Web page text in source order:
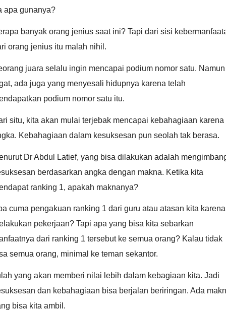
apa gunanya?
banyak orang jenius saat ini? Tapi dari sisi
orang jenius itu malah nihil.
juara selalu ingin mencapai podium nomor satu. Namun
ada juga yang menyesali hidupnya karena telah
podium nomor satu itu.
situ, kita akan mulai terjebak mencapai kebahagiaan karena
Kebahagiaan dalam kesuksesan pun seolah tak berasa.
Dr Abdul Latief, yang bisa dilakukan adalah
berdasarkan angka dengan makna. Ketika kita
ranking 1, apakah maknanya?
cuma pengakuan ranking 1 dari guru atau atasan kita karena
pekerjaan? Tapi apa yang bisa kita sebarkan
dari ranking 1 tersebut ke semua orang? Kalau tidak
semua orang, minimal ke teman sekantor.
yang akan memberi nilai lebih dalam kebagiaan kita. Jadi
dan kebahagiaan bisa berjalan beriringan. Ada
bisa kita ambil.